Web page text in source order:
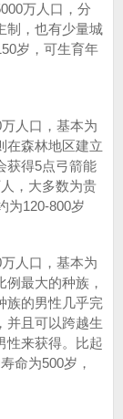
万人口，分
制，也有少量城
岁，可生育年
人口，基本为
在森林地区建立
获得5点弓箭能
，大多数为贵
为120-800岁
人口，基本为
最大的种族，
族的男性几乎完
并且可以跨越生
性来获得。比起
命为500岁，